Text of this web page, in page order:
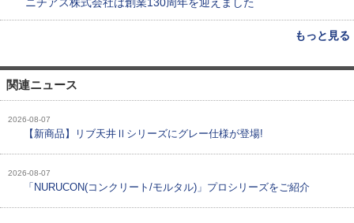
ニチアス株式会社は創業130周年を迎えました
もっと見る
関連ニュース
2026-08-07
【新商品】リブ天井Ⅱシリーズにグレー仕様が登場!
2026-08-07
「NURUCON(コンクリート/モルタル)」プロシリーズをご紹介